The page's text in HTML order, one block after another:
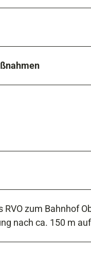
RVO zum Bahnhof
nach ca. 150 m